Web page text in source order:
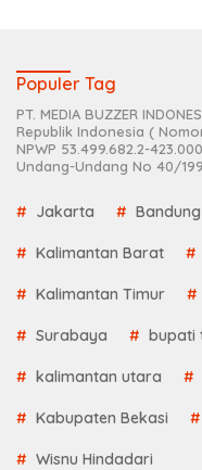
Populer Tag
PT. MEDIA BUZZER
Republik Indonesia ( Nomor
NPWP 53.499.682.2-
Undang-Undang No 40/
Jakarta Bandung
Kalimantan Barat
Kalimantan Timur
Surabaya bupati
kalimantan utara
Kabupaten Bekasi
Wisnu Hindadari